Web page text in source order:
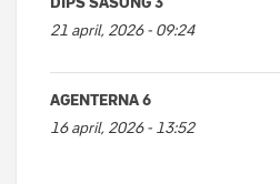
21 april, 2026 - 09:24
AGENTERNA 6
16 april, 2026 - 13:52